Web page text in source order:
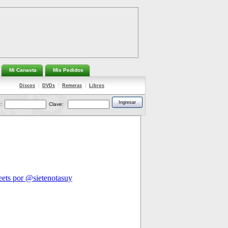
Mi Canasta Mis Pedidos
Discos DVDs Remeras Libros
Clave: